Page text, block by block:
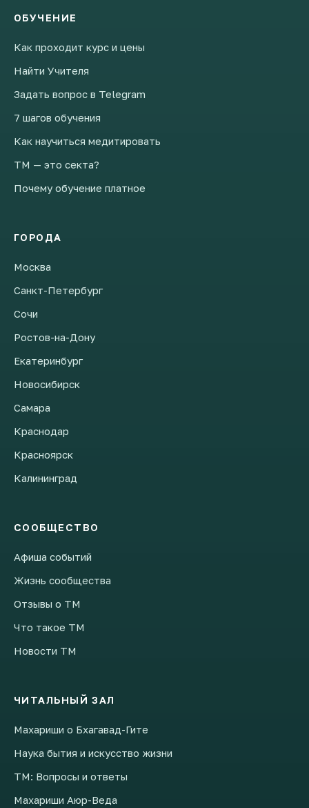
ОБУЧЕНИЕ
Как проходит курс и цены
Найти Учителя
Задать вопрос в Telegram
7 шагов обучения
Как научиться медитировать
ТМ — это секта?
Почему обучение платное
ГОРОДА
Москва
Санкт-Петербург
Сочи
Ростов-на-Дону
Екатеринбург
Новосибирск
Самара
Краснодар
Красноярск
Калининград
СООБЩЕСТВО
Афиша событий
Жизнь сообщества
Отзывы о ТМ
Что такое ТМ
Новости ТМ
ЧИТАЛЬНЫЙ ЗАЛ
Махариши о Бхагавад-Гите
Наука бытия и искусство жизни
ТМ: Вопросы и ответы
Махариши Аюр-Веда